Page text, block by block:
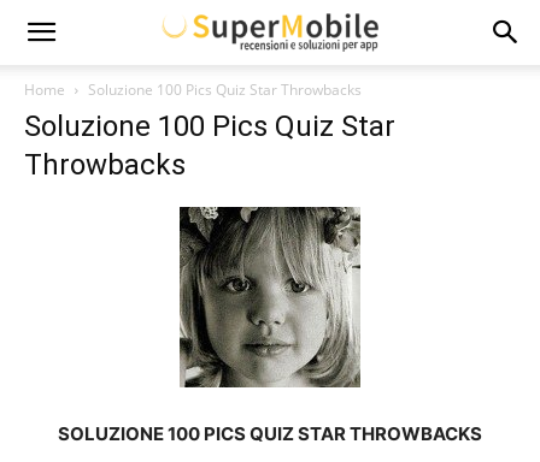
Super
Mobile
Home Soluzione 100 Pics Quiz Star Throwbacks
Soluzione 100 Pics Quiz Star
Throwbacks
SOLUZIONE 100 PICS QUIZ STAR THROWBACKS